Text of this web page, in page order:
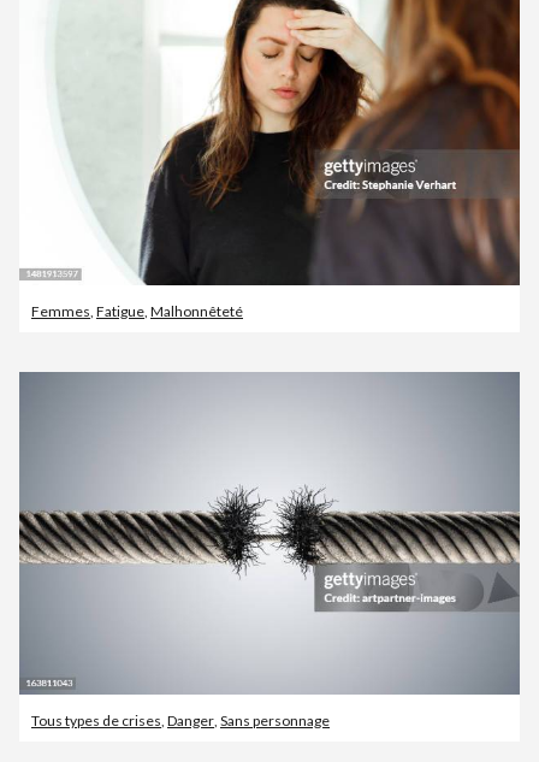
Femmes, Fatigue, Malhonnêteté
Tous types de crises, Danger, Sans personnage